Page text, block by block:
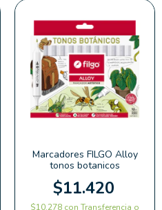
Marcadores FILGO Alloy
tonos botanicos
$11.420
$10.278 con Transferencia o